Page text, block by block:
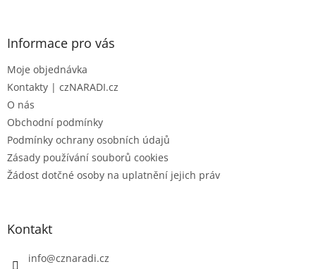
Informace pro vás
Moje objednávka
Kontakty | czNARADI.cz
O nás
Obchodní podmínky
Podmínky ochrany osobních údajů
Zásady používání souborů cookies
Žádost dotčné osoby na uplatnění jejich práv
Kontakt
info@cznaradi.cz